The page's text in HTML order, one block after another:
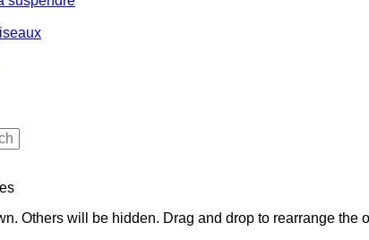
Others will be hidden. Drag and drop to rearrange the